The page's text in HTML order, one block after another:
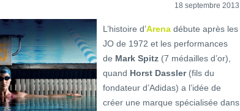
18 septembre 2013
L’histoire d’Arena débute après les
JO de 1972 et les performances
de Mark Spitz (7 médailles d’or),
quand Horst Dassler(fils du
fondateur d’Adidas) a l’idée de
créer une marque spécialisée dans